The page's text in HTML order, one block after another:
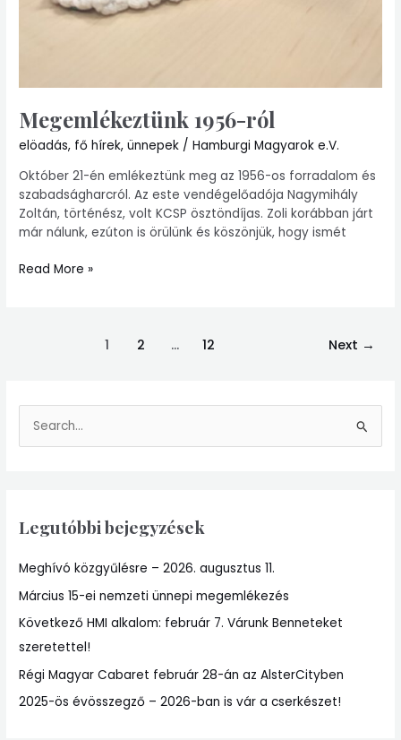
Megemlékeztünk 1956-ról
elöadás, fő hírek,ünnepek /Hamburgi Magyarok e.V.
Október 21-én emlékeztünk meg az 1956-os forradalom és
szabadságharcról. Az este vendégelőadója Nagymihály
Zoltán, történész, volt KCSP ösztöndíjas. Zoli korábban járt
már nálunk, ezúton is örülünk és köszönjük, hogy ismét
Read More »
1 2 … 12 Next →
e
c
f
o
r
:
Legutóbbi bejegyzések
Meghívó közgyűlésre – 2026. augusztus 11.
Március 15-ei nemzeti ünnepi megemlékezés
Következő HMI alkalom: február 7. Várunk Benneteket
szeretettel!
Régi Magyar Cabaret február 28-án az AlsterCityben
2025-ös évösszegző – 2026-ban is vár a cserkészet!